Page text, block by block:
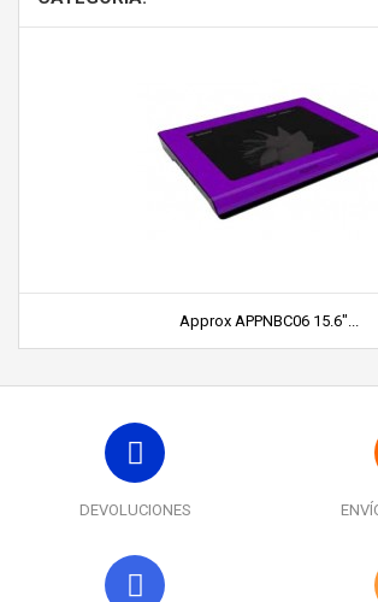
Approx APPNBC06 15.6"...
DEVOLUCIONES